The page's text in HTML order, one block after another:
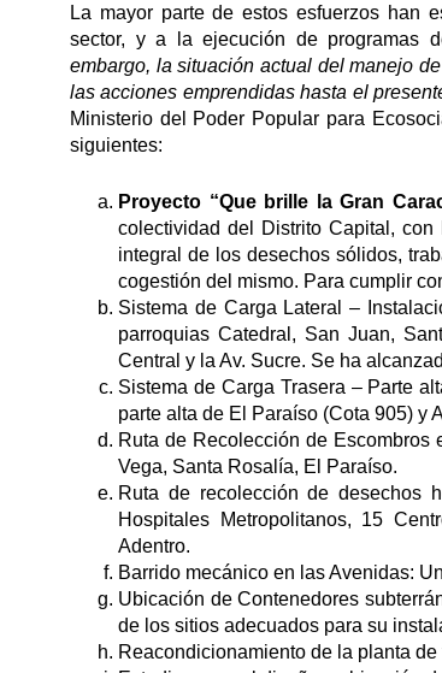
La mayor parte de estos esfuerzos han
sector, y a la ejecución de programas
embargo, la situación actual del manejo
las acciones emprendidas hasta el
Ministerio del Poder Popular para
siguientes:
Proyecto “Que brille la Gran
colectividad del Distrito Capital,
integral de los desechos sólidos,
cogestión del mismo. Para cumplir
Sistema de Carga Lateral –
parroquias Catedral, San Juan,
Central y la Av. Sucre. Se ha
Sistema de Carga Trasera – Parte
parte alta de El Paraíso (Cota 905) y
Ruta de Recolección de Escombros
Vega, Santa Rosalía, El Paraíso.
Ruta de recolección de desechos
Hospitales Metropolitanos, 15
Adentro.
Barrido mecánico en las Avenidas:
Ubicación de Contenedores
de los sitios adecuados para su
Reacondicionamiento de la planta